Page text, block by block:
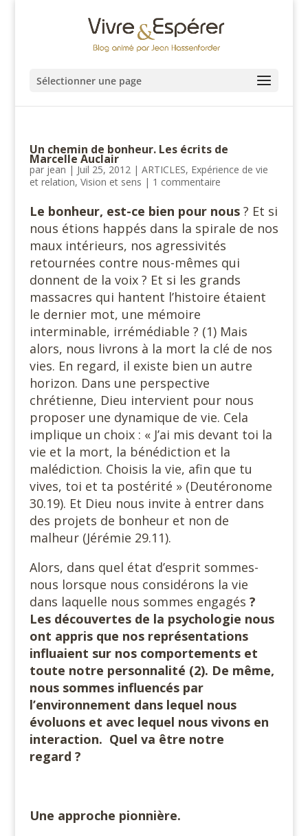
Sélectionner une page
Un chemin de bonheur. Les écrits de
Marcelle Auclair
par jean | Juil 25, 2012| ARTICLES, Expérience de vie
et relation, Vision et sens | 1 commentaire
Le bonheur, est-ce bien pour nous ? Et si
nous étions happés dans la spirale de nos
maux intérieurs, nos agressivités
retournées contre nous-mêmes qui
donnent de la voix ? Et si les grands
massacres qui hantent l’histoire étaient
le dernier mot, une mémoire
interminable, irrémédiable ? (1) Mais
alors, nous livrons à la mort la clé de nos
vies. En regard, il existe bien un autre
horizon. Dans une perspective
chrétienne, Dieu intervient pour nous
proposer une dynamique de vie. Cela
implique un choix : « J’ai mis devant toi la
vie et la mort, la bénédiction et la
malédiction. Choisis la vie, afin que tu
vives, toi et ta postérité » (Deutéronome
30.19). Et Dieu nous invite à entrer dans
des projets de bonheur et non de
malheur (Jérémie 29.11).
Alors, dans quel état d’esprit sommes-
nous lorsque nous considérons la vie
dans laquelle nous sommes engagés ?
Les découvertes de la psychologie nous
ont appris que nos représentations
influaient sur nos comportements et
toute notre personnalité (2). De même,
nous sommes influencés par
l’environnement dans lequel nous
évoluons et avec lequel nous vivons en
interaction. Quel va être notre
regard ?
Une approche pionnière.